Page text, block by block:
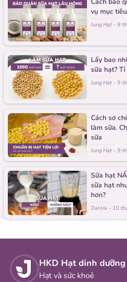
vụ mục
Jung Hạt- 9
Lấy bao
sữa hạt?
Jung Hạt- 9
Cách sơ
làm sữa.
sữa
Jung Hạt- 9
Sữa hạt
sữa hạt
hơn?
DanVa - 10
HKD Hạt dinh
Hạt và sức khoẻ